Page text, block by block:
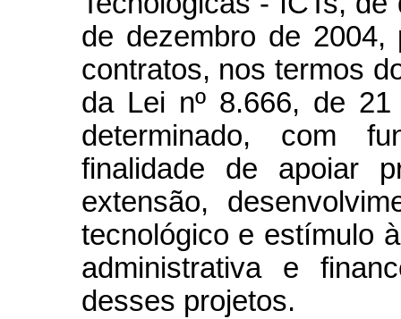
de dezembro de 2004,
contratos, nos termos
da Lei nº 8.666, de
determinado, com
finalidade de apoiar
extensão,
tecnológico e estímulo
administrativa e
desses projetos.